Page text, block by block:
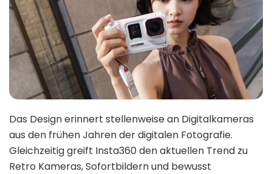
Das Design erinnert stellenweise an Digitalkameras
aus den frühen Jahren der digitalen Fotografie.
Gleichzeitig greift Insta360 den aktuellen Trend zu
Retro Kameras, Sofortbildern und bewusst